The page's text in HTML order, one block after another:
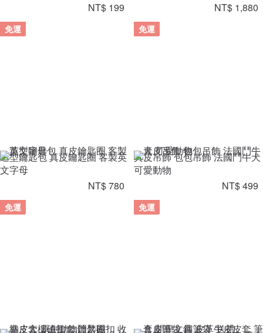
NT$ 199
NT$ 1,880
免運
造型鑰匙包 真皮鑰匙圈 客製英
文字母
NT$ 780
免運
真皮吊飾 包包吊飾 法國鬥牛犬
可愛動物
NT$ 499
免運 免運